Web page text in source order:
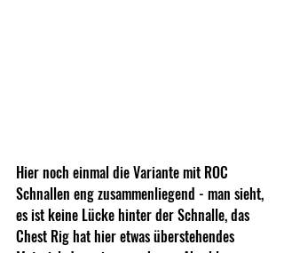
Hier noch einmal die Variante mit ROC
Schnallen eng zusammenliegend - man sieht,
es ist keine Lücke hinter der Schnalle, das
Chest Rig hat hier etwas überstehendes